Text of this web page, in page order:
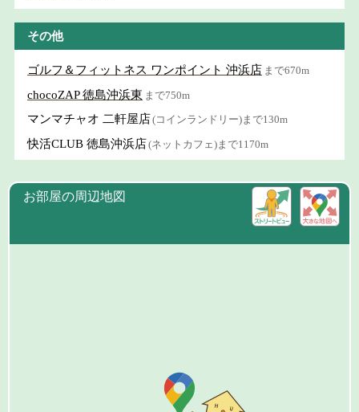
その他
ゴルフ＆フィットネス ワンポイント 沖浜店 まで670m
chocoZAP 徳島沖浜東 まで750m
マンマチャオ 二軒屋店(コインランドリー)まで130m
快活CLUB 徳島沖浜店(ネットカフェ)まで1170m
お部屋の周辺地図